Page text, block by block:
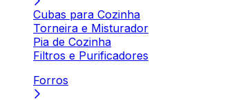
Cubas para Cozinha
Torneira e Misturador
Pia de Cozinha
Filtros e Purificadores
Forros